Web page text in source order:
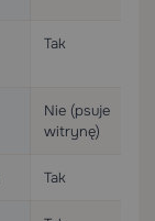
Tak
Nie (psuje
witrynę)
Tak